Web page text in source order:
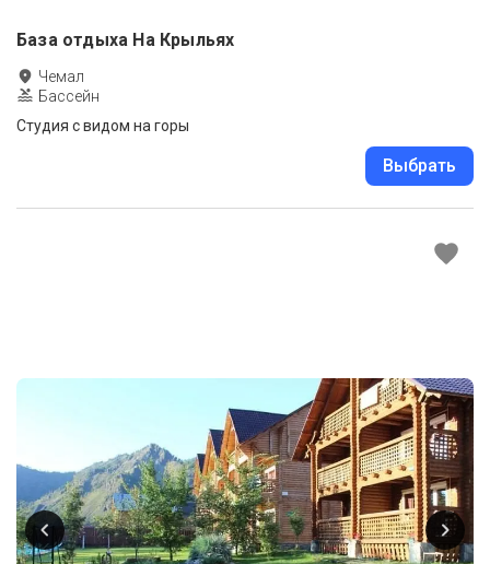
База отдыха На Крыльях
Чемал
Бассейн
Студия с видом на горы
Выбрать